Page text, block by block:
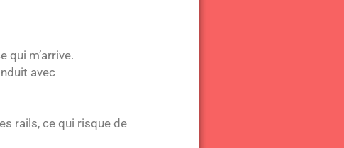
qui m’arrive.
avec
rails, ce qui risque de